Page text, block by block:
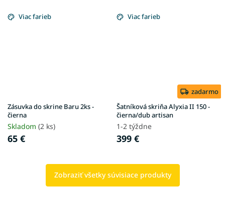
Viac farieb
Zásuvka do skrine Baru 2ks -
čierna
Skladom (2 ks)
65 €
Viac farieb
zadarmo
Šatníková skriňa Alyxia II 150 -
čierna/dub artisan
1-2 týždne
399 €
Zobraziť všetky súvisiace produkty